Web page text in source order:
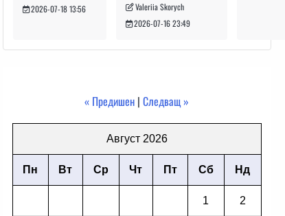
2026-07-18 13:56
Valeriia Skorych
2026-07-16 23:49
« Предишен |Следващ »
Август 2026
Пн Вт Ср Чт Пт Сб Нд
1 2